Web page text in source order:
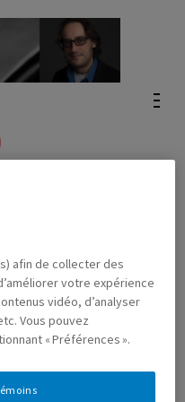
par la
afin de collecter des
votre expérience
vidéo, d’analyser
Vous pouvez
« Préférences ».